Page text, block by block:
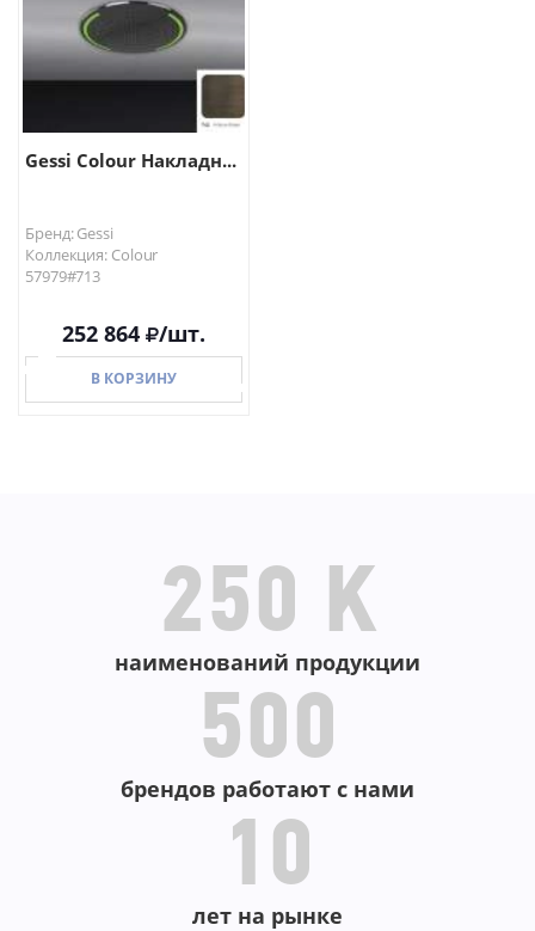
Gessi Colour Накладн...
Бренд: Gessi
Коллекция: Colour
57979#713
252 864 /шт.
В КОРЗИНУ
250 K
наименований продукции
500
брендов работают с нами
10
лет на рынке